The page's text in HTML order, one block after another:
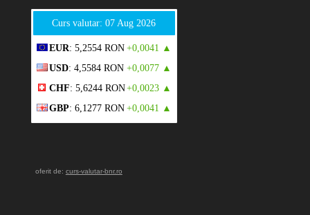
Curs valutar: 07 Aug 2026
EUR: 5,2554 RON +0,0041 ▲
USD: 4,5584 RON +0,0077 ▲
CHF: 5,6244 RON+0,0023 ▲
GBP: 6,1277 RON +0,0041 ▲
oferit de: curs-valutar-bnr.ro